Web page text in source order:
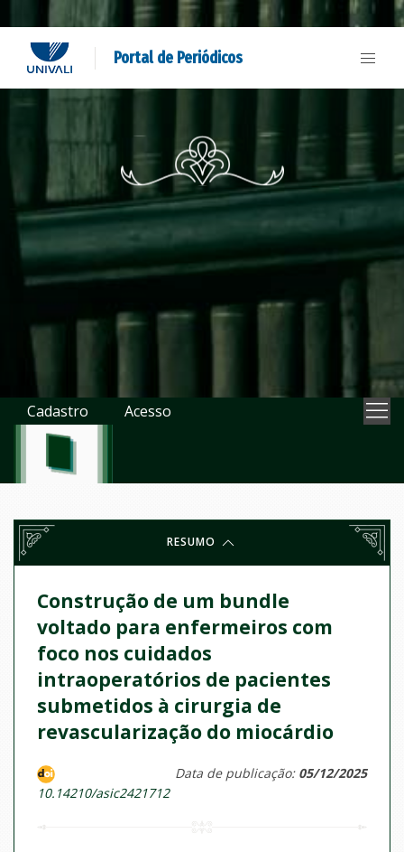
Portal de Periódicos
Cadastro Acesso
RESUMO
Construção de um bundle
voltado para enfermeiros com
foco nos cuidados
intraoperatórios de pacientes
submetidos à cirurgia de
revascularização do miocárdio
10.14210/asic2421712
Data de publicação: 05/12/2025